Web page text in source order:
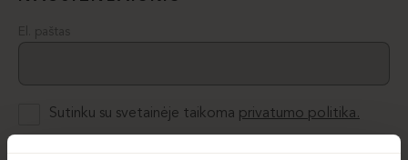
El. paštas
Sutinku su svetainėje taikoma privatumo politika.